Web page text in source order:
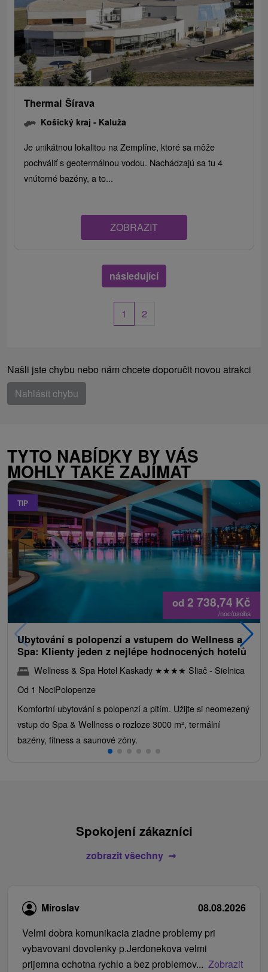
Thermal Šírava
Košický kraj - Kaluža
Je unikátnou lokalitou na Zemplíne, ktoré sa môže
pochváliť s geotermálnou vodou. Nachádzajú sa tu 4
vnútorné bazény, a to...
ZOBRAZIT
následující
1 2
Našli jste chybu nebo nám chcete doporučit novou atrakci
Nahlásit chybu
TYTO NABÍDKY BY VÁS
MOHLY TAKÉ ZAJÍMAT
TIP
od 2 738,74 Kč
/noc/osoba
Ubytování s polopenzí a vstupem do Wellness a
Spa: Klienty jeden z nejlépe hodnocených hotelů
Wellness & Spa Hotel Kaskady ★★★★ Sliač - Sielnica
Od 1 NociPolopenze
Komfortní ubytování s polopenzí a pitím. Užijte si neomezený
vstup do Spa & Wellness o rozloze 3000 m², termální
bazény, fitness a saunové zóny.
Spokojení zákazníci
zobrazit všechny
Miroslav
08.08.2026
Velmi dobra komunikacia ziadne problemy pri
vybavovani dovolenky p.Jerdonekova velmi
prijemna ochotna rychlo a bez problemov... Zobrazit